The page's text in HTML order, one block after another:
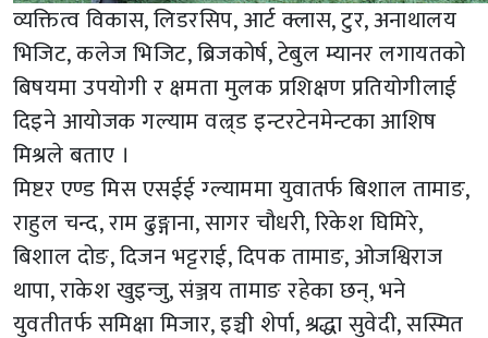
व्यक्तित्व विकास, लिडरसिप, आर्ट क्लास, टुर, अनाथालय
भिजिट, कलेज भिजिट, ब्रिजकोर्ष, टेबुल म्यानर लगायतको
बिषयमा उपयोगी र क्षमता मुलक प्रशिक्षण प्रतियोगीलाई
दिइने आयोजक गल्याम वल्र्ड इन्टरटेनमेन्टका आशिष
मिश्रले बताए ।
मिष्टर एण्ड मिस एसईई ग्ल्याममा युवातर्फ बिशाल तामाङ,
राहुल चन्द, राम ढुङ्गाना, सागर चौधरी, रिकेश घिमिरे,
बिशाल दोङ, दिजन भट्टराई, दिपक तामाङ, ओजश्विराज
थापा, राकेश खुइन्जु, संञ्जय तामाङ रहेका छन्, भने
युवतीतर्फ समिक्षा मिजार, इञ्ची शेर्पा, श्रद्धा सुवेदी, सस्मित